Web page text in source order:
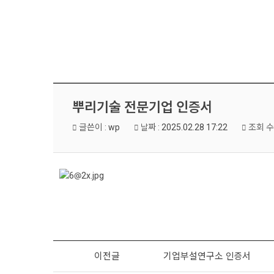
뿌리기술 전문기업 인증서
글쓴이 : wp 날짜 : 2025.02.28 17:22 조회
이전글 기업부설연구소 인증서